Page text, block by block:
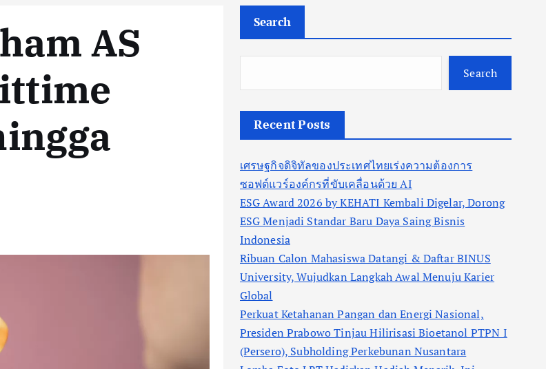
AS
Search
Search
Recent Posts
เศรษฐกิจดิจิทัลของประเทศไทยเร่งความต้องการ
ซอฟต์แวร์องค์กรที่ขับเคลื่อนด้วย AI
ESG Award 2026 by KEHATI Kembali Digelar, Dorong
ESG Menjadi Standar Baru Daya Saing Bisnis
Indonesia
Ribuan Calon Mahasiswa Datangi & Daftar BINUS
University, Wujudkan Langkah Awal Menuju Karier
Global
Perkuat Ketahanan Pangan dan Energi Nasional,
Presiden Prabowo Tinjau Hilirisasi Bioetanol PTPN I
(Persero), Subholding Perkebunan Nusantara